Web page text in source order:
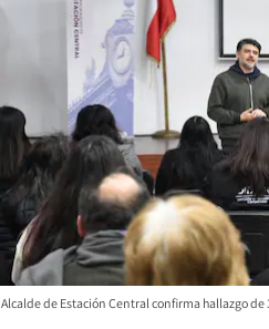
Alcalde de Estación Central confirma hallazgo